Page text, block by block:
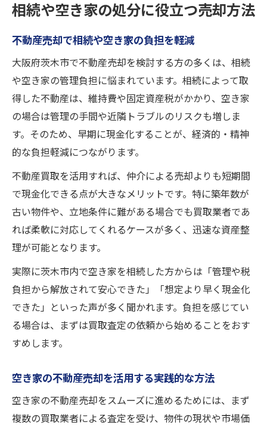
相続や空き家の処分に役立つ売却方法
不動産売却で相続や空き家の負担を軽減
大阪府茨木市で不動産売却を検討する方の多くは、相続
や空き家の管理負担に悩まれています。相続によって取
得した不動産は、維持費や固定資産税がかかり、空き家
の場合は管理の手間や近隣トラブルのリスクも増しま
す。そのため、早期に現金化することが、経済的・精神
的な負担軽減につながります。
不動産買取を活用すれば、仲介による売却よりも短期間
で現金化できる点が大きなメリットです。特に築年数が
古い物件や、立地条件に難がある場合でも買取業者であ
れば柔軟に対応してくれるケースが多く、迅速な資産整
理が可能となります。
実際に茨木市内で空き家を相続した方からは「管理や税
負担から解放されて安心できた」「想定より早く現金化
できた」といった声が多く聞かれます。負担を感じてい
る場合は、まずは買取査定の依頼から始めることをおす
すめします。
空き家の不動産売却を活用する実践的な方法
空き家の不動産売却をスムーズに進めるためには、まず
複数の買取業者による査定を受け、物件の現状や市場価